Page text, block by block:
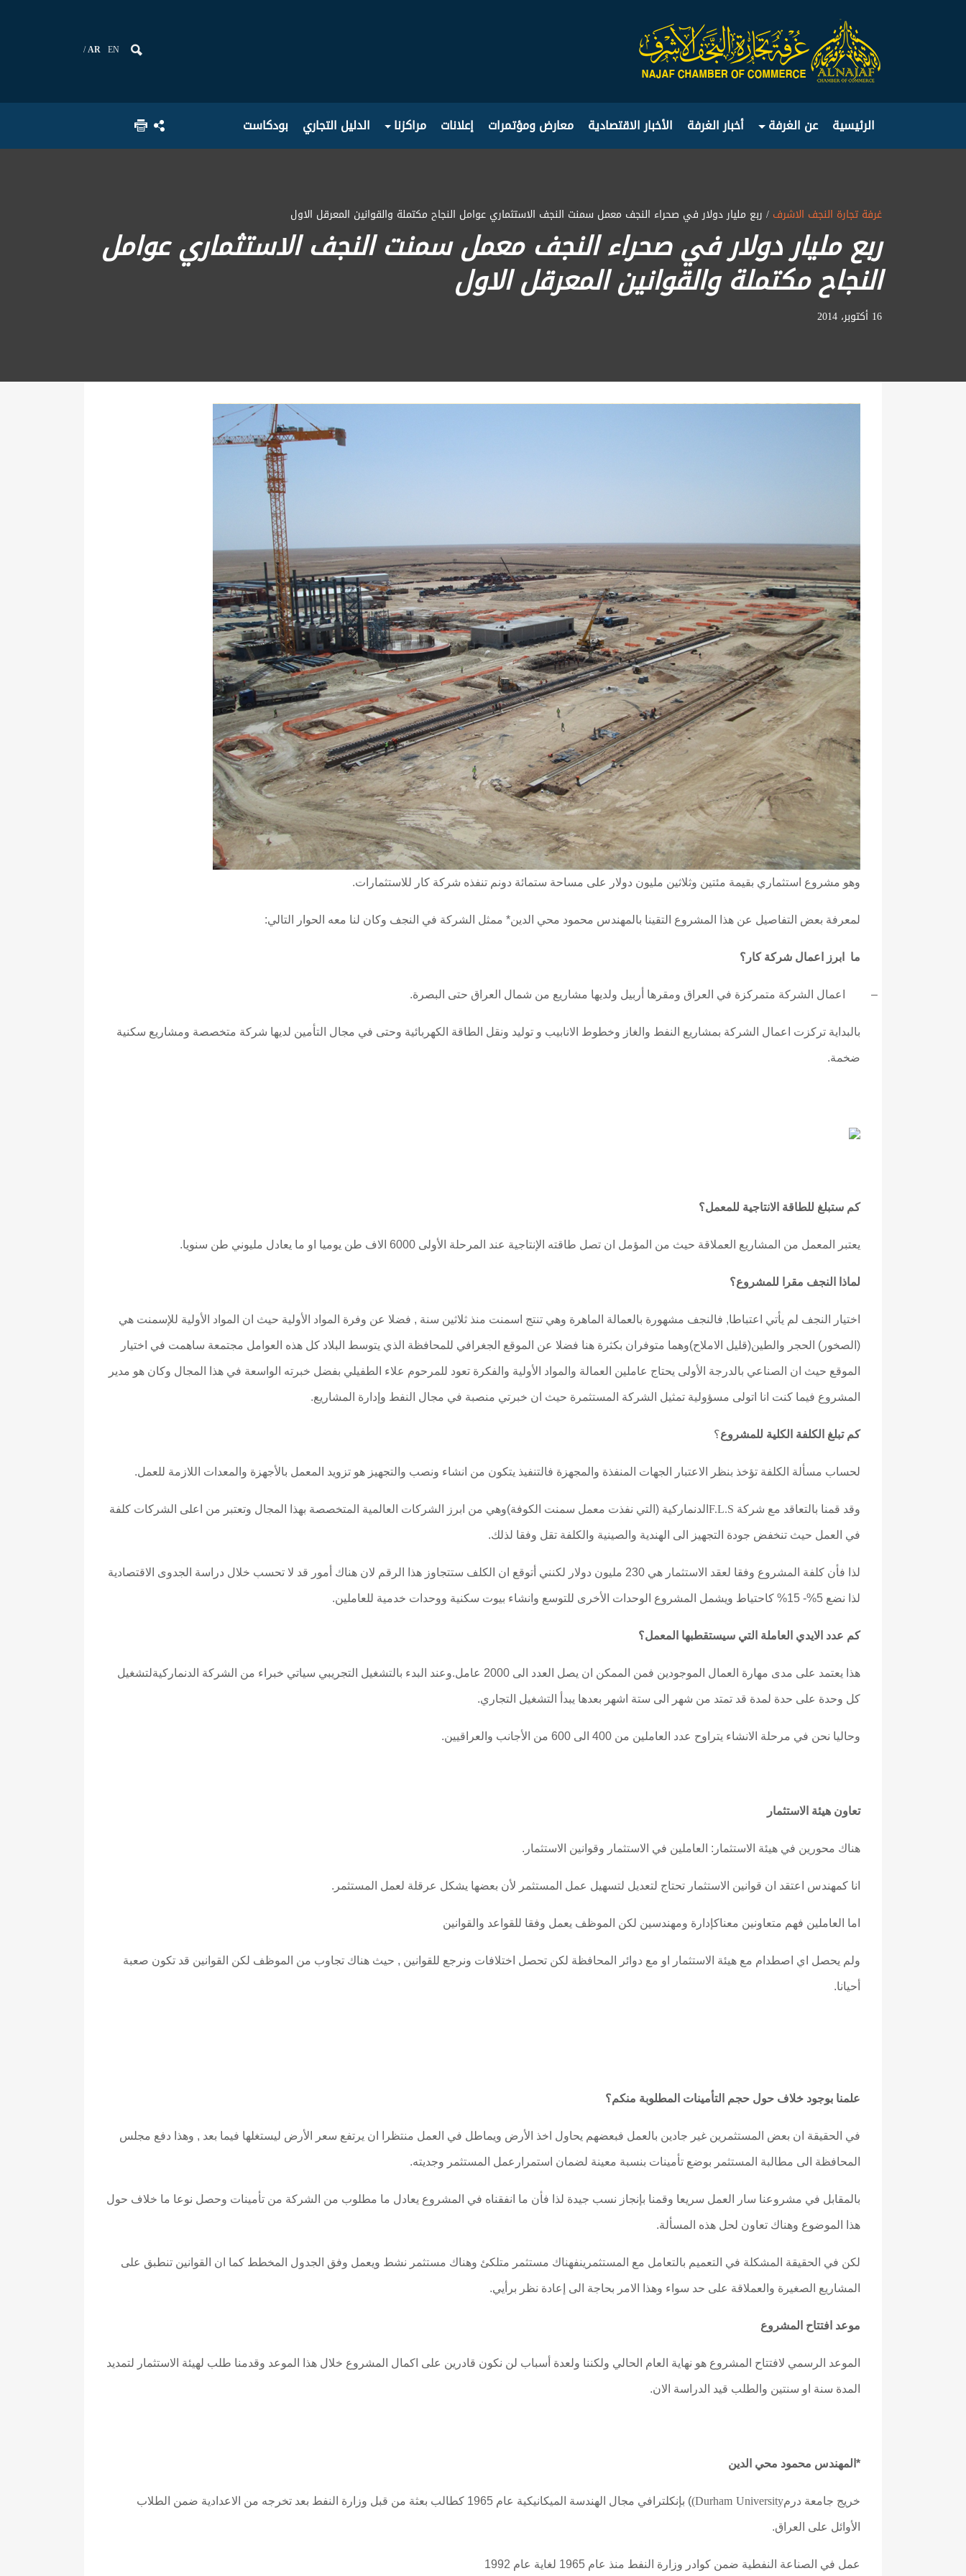
AR EN
الرئيسية عن الغرفة أخبار الغرفة الأخبار الاقتصادية معارض ومؤتمرات إعلانات مراكزنا الدليل التجاري بودكاست
غرفة تجارة النجف الاشرف / ربع مليار دولار في صحراء النجف معمل سمنت النجف الاستثماري عوامل النجاح مكتملة والقوانين المعرقل الاول
ربع مليار دولار في صحراء النجف معمل سمنت النجف الاستثماري عوامل
النجاح مكتملة والقوانين المعرقل الاول
16 أكتوبر، 2014
وهو مشروع استثماري بقيمة مئتين وثلاثين مليون دولار على مساحة ستمائة دونم تنفذه شركة كار للاستثمارات.
لمعرفة بعض التفاصيل عن هذا المشروع التقينا بالمهندس محمود محي الدين* ممثل الشركة في النجف وكان لنا معه الحوار التالي:
ما ابرز اعمال شركة كار؟
– اعمال الشركة متمركزة في العراق ومقرها أربيل ولديها مشاريع من شمال العراق حتى البصرة.
بالبداية تركزت اعمال الشركة بمشاريع النفط والغاز وخطوط الانابيب و توليد ونقل الطاقة الكهربائية وحتى في مجال التأمين لديها شركة متخصصة ومشاريع سكنية
ضخمة.
كم ستبلغ للطاقة الانتاجية للمعمل؟
يعتبر المعمل من المشاريع العملاقة حيث من المؤمل ان تصل طاقته الإنتاجية عند المرحلة الأولى 6000 الاف طن يوميا او ما يعادل مليوني طن سنويا.
لماذا النجف مقرا للمشروع؟
اختيار النجف لم يأتي اعتباطا, فالنجف مشهورة بالعمالة الماهرة وهي تنتج اسمنت منذ ثلاثين سنة , فضلا عن وفرة المواد الأولية حيث ان المواد الأولية للإسمنت هي
(الصخور) الحجر والطين(قليل الاملاح)وهما متوفران بكثرة هنا فضلا عن الموقع الجغرافي للمحافظة الذي يتوسط البلاد كل هذه العوامل مجتمعة ساهمت في اختيار
الموقع حيث ان الصناعي بالدرجة الأولى يحتاج عاملين العمالة والمواد الأولية والفكرة تعود للمرحوم علاء الطفيلي بفضل خبرته الواسعة في هذا المجال وكان هو مدير
المشروع فيما كنت انا اتولى مسؤولية تمثيل الشركة المستثمرة حيث ان خبرتي منصبة في مجال النفط وإدارة المشاريع.
كم تبلغ الكلفة الكلية للمشروع؟
لحساب مسألة الكلفة تؤخذ بنظر الاعتبار الجهات المنفذة والمجهزة فالتنفيذ يتكون من انشاء ونصب والتجهيز هو تزويد المعمل بالأجهزة والمعدات اللازمة للعمل.
وقد قمنا بالتعاقد مع شركة F.L.S الدنماركية (التي نفذت معمل سمنت الكوفة)وهي من ابرز الشركات العالمية المتخصصة بهذا المجال وتعتبر من اعلى الشركات كلفة
في العمل حيث تنخفض جودة التجهيز الى الهندية والصينية والكلفة تقل وفقا لذلك.
لذا فأن كلفة المشروع وفقا لعقد الاستثمار هي 230 مليون دولار لكنني أتوقع ان الكلف ستتجاوز هذا الرقم لان هناك أمور قد لا تحسب خلال دراسة الجدوى الاقتصادية
لذا نضع 5%- 15% كاحتياط ويشمل المشروع الوحدات الأخرى للتوسع وانشاء بيوت سكنية ووحدات خدمية للعاملين.
كم عدد الايدي العاملة التي سيستقطبها المعمل؟
هذا يعتمد على مدى مهارة العمال الموجودين فمن الممكن ان يصل العدد الى 2000 عامل.وعند البدء بالتشغيل التجريبي سياتي خبراء من الشركة الدنماركيةلتشغيل
كل وحدة على حدة لمدة قد تمتد من شهر الى ستة اشهر بعدها يبدأ التشغيل التجاري.
وحاليا نحن في مرحلة الانشاء يتراوح عدد العاملين من 400 الى 600 من الأجانب والعراقيين.
تعاون هيئة الاستثمار
هناك محورين في هيئة الاستثمار: العاملين في الاستثمار وقوانين الاستثمار.
انا كمهندس اعتقد ان قوانين الاستثمار تحتاج لتعديل لتسهيل عمل المستثمر لأن بعضها يشكل عرقلة لعمل المستثمر.
اما العاملين فهم متعاونين معناكإدارة ومهندسين لكن الموظف يعمل وفقا للقواعد والقوانين
ولم يحصل اي اصطدام مع هيئة الاستثمار او مع دوائر المحافظة لكن تحصل اختلافات ونرجع للقوانين , حيث هناك تجاوب من الموظف لكن القوانين قد تكون صعبة
أحيانا.
علمنا بوجود خلاف حول حجم التأمينات المطلوبة منكم؟
في الحقيقة ان بعض المستثمرين غير جادين بالعمل فبعضهم يحاول اخذ الأرض ويماطل في العمل منتظرا ان يرتفع سعر الأرض ليستغلها فيما بعد , وهذا دفع مجلس
المحافظة الى مطالبة المستثمر بوضع تأمينات بنسبة معينة لضمان استمرارعمل المستثمر وجديته.
بالمقابل في مشروعنا سار العمل سريعا وقمنا بإنجاز نسب جيدة لذا فأن ما انفقناه في المشروع يعادل ما مطلوب من الشركة من تأمينات وحصل نوعا ما خلاف حول
هذا الموضوع وهناك تعاون لحل هذه المسألة.
لكن في الحقيقة المشكلة في التعميم بالتعامل مع المستثمرينفهناك مستثمر متلكئ وهناك مستثمر نشط ويعمل وفق الجدول المخطط كما ان القوانين تنطبق على
المشاريع الصغيرة والعملاقة على حد سواء وهذا الامر بحاجة الى إعادة نظر برأيي.
موعد افتتاح المشروع
الموعد الرسمي لافتتاح المشروع هو نهاية العام الحالي ولكننا ولعدة أسباب لن نكون قادرين على اكمال المشروع خلال هذا الموعد وقدمنا طلب لهيئة الاستثمار لتمديد
المدة سنة او سنتين والطلب قيد الدراسة الان.
*المهندس محمود محي الدين
خريج جامعة درمDurham University) ) بإنكلترافي مجال الهندسة الميكانيكية عام 1965 كطالب بعثة من قبل وزارة النفط بعد تخرجه من الاعدادية ضمن الطلاب
الأوائل على العراق.
عمل في الصناعة النفطية ضمن كوادر وزارة النفط منذ عام 1965 لغاية عام 1992